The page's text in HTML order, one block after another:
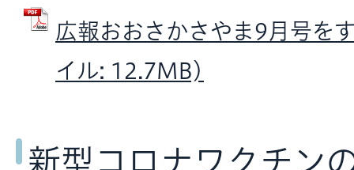
広報おおさかさやま9月号を
イル: 12.7MB)
新型コロナワクチン